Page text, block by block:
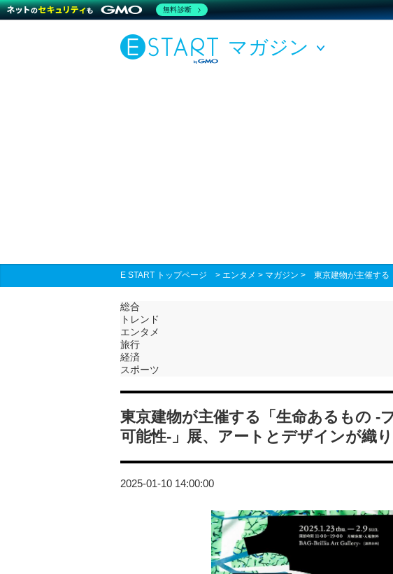
マガジン
E START トップページ > エンタメ > マガジン > 東京建物が主催する
総合
トレンド
エンタメ
旅行
経済
スポーツ
東京建物が主催する「生命あるもの -
可能性-」展、アートとデザインが織
2025-01-10 14:00:00
無料診断